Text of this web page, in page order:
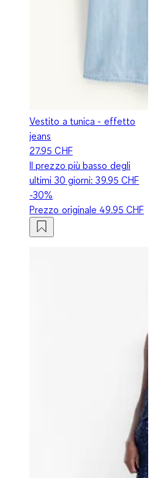
Vestito a tunica - effetto
jeans
27.95 CHF
Il prezzo più basso degli
ultimi 30 giorni:39.95 CHF
-30%
Prezzo originale 49.95 CHF